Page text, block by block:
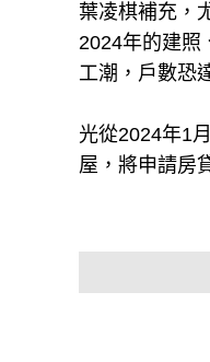
葉凌棋補充，
2024年的建照
工潮，戶數恐
光從2024年1
屋，將申請房